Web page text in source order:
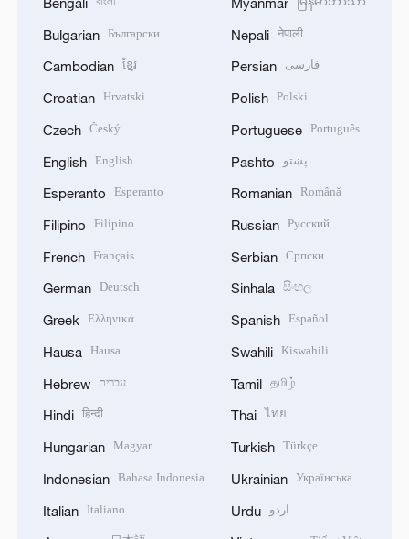
Bulgarian Български
Cambodian ខ្មែរ
Croatian Hrvatski
Czech Český
English English
Esperanto Esperanto
Filipino Filipino
French Français
German Deutsch
Greek Ελληνικά
Hausa Hausa
Hebrew עברית
Hindi हिन्दी
Hungarian Magyar
Indonesian Bahasa Indonesia
Italian Italiano
Nepali नेपाली
Persian فارسی
Polish Polski
Portuguese Português
Pashto پښتو
Romanian Română
Russian Русский
Serbian Српски
Sinhala සිංහල
Spanish Español
Swahili Kiswahili
Tamil தமிழ்
Thai ไทย
Turkish Türkçe
Ukrainian Українська
Urdu اردو